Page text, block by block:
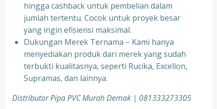
hingga cashback untuk pembelian dalam
jumlah tertentu. Cocok untuk proyek besar
yang ingin efisiensi maksimal.
Dukungan Merek Ternama – Kami hanya
menyediakan produk dari merek yang sudah
terbukti kualitasnya, seperti Rucika, Excellon,
Supramas, dan lainnya.
Distributor Pipa PVC Murah Demak | 081333273305